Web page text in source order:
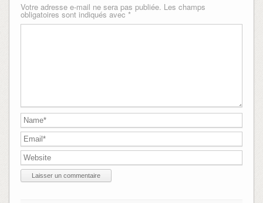
Votre adresse e-mail ne sera pas publiée. Les champs
obligatoires sont indiqués avec *